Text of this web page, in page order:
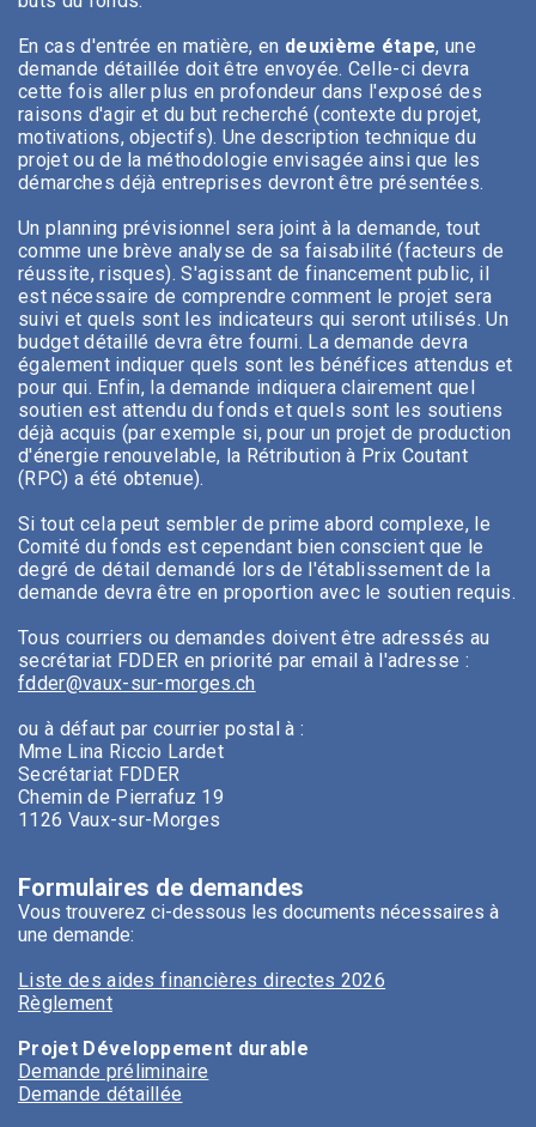
En cas d'entrée en matière, en deuxième étape, une
demande détaillée doit être envoyée. Celle-ci devra
cette fois aller plus en profondeur dans l'exposé des
raisons d'agir et du but recherché (contexte du projet,
motivations, objectifs). Une description technique du
projet ou de la méthodologie envisagée ainsi que les
démarches déjà entreprises devront être présentées.
Un planning prévisionnel sera joint à la demande, tout
comme une brève analyse de sa faisabilité (facteurs de
réussite, risques). S'agissant de financement public, il
est nécessaire de comprendre comment le projet sera
suivi et quels sont les indicateurs qui seront utilisés. Un
budget détaillé devra être fourni. La demande devra
également indiquer quels sont les bénéfices attendus et
pour qui. Enfin, la demande indiquera clairement quel
soutien est attendu du fonds et quels sont les soutiens
déjà acquis (par exemple si, pour un projet de production
d'énergie renouvelable, la Rétribution à Prix Coutant
(RPC) a été obtenue).
Si tout cela peut sembler de prime abord complexe, le
Comité du fonds est cependant bien conscient que le
degré de détail demandé lors de l'établissement de la
demande devra être en proportion avec le soutien requis.
Tous courriers ou demandes doivent être adressés au
secrétariat FDDER en priorité par email à l'adresse :
fdder@vaux-sur-morges.ch
ou à défaut par courrier postal à :
Mme Lina Riccio Lardet
Secrétariat FDDER
Chemin de Pierrafuz 19
1126 Vaux-sur-Morges
Formulaires de demandes
Vous trouverez ci-dessous les documents nécessaires à
une demande:
Liste des aides financières directes 2026
Règlement
Projet Développement durable
Demande préliminaire
Demande détaillée